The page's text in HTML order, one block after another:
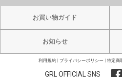
お買い物ガイド
お知らせ
利用規約 プライバシーポリシー 特定商
GRL OFFICIAL SNS